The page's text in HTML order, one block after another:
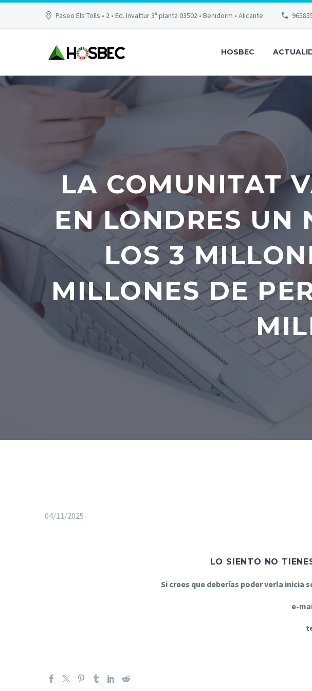
Paseo Els Tolls • 2 • Ed. Invattur 3ª planta 03502 • Benidorm • Alicante
HOSBEC
LA COMUNITAT
EN LONDRES UN
LOS 3
MILLONES DE
04/11/2025
LO SIENTO NO
Si crees que deberías poder verla
e-